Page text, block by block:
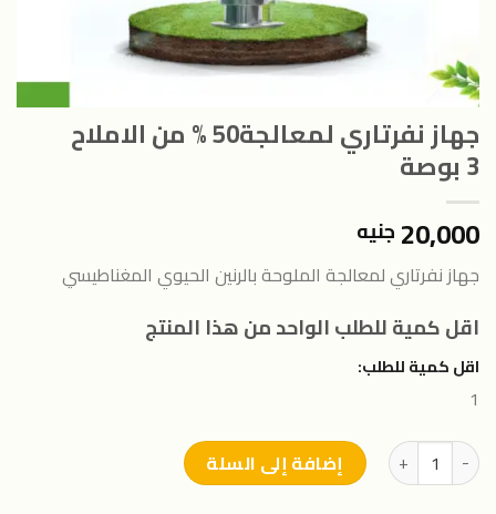
جهاز نفرتاري لمعالجة50 % من الاملاح
3 بوصة
20,000 جنيه
جهاز نفرتاري لمعالجة الملوحة بالرنين الحيوي المغناطيسي
اقل كمية للطلب الواحد من هذا المنتج
اقل كمية للطلب:
1
كمية جهاز نفرتاري لمعالجة50 % من الاملاح 3 بوصةإضافة إلى السلة